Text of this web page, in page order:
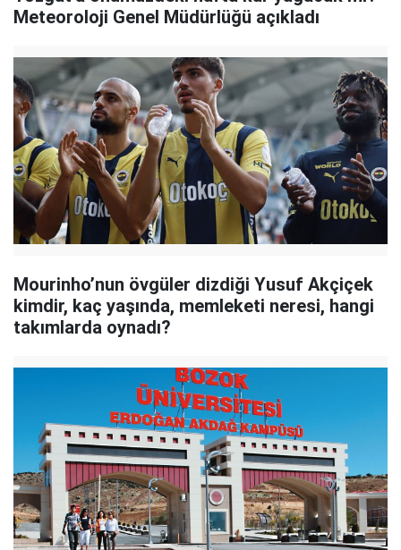
Meteoroloji Genel Müdürlüğü açıkladı
Mourinho’nun övgüler dizdiği Yusuf Akçiçek
kimdir, kaç yaşında, memleketi neresi, hangi
takımlarda oynadı?